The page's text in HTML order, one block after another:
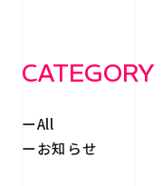
CATEGORY
All
お知らせ